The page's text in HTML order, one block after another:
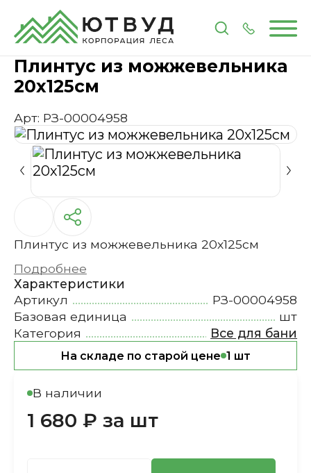
ГлавнаяКаталогВсе для бани Плинтус из
Плинтус из можжевельника
20х125см
Арт: РЗ-00004958
Плинтус из можжевельника 20х125см
Подробнее
Характеристики
Артикул
РЗ-00004958
Базовая единица
шт
Категория
Все для бани
На складе по старой цене 1 шт
В наличии
1 680 ₽ за шт